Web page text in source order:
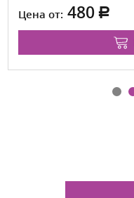
Цена от: 480